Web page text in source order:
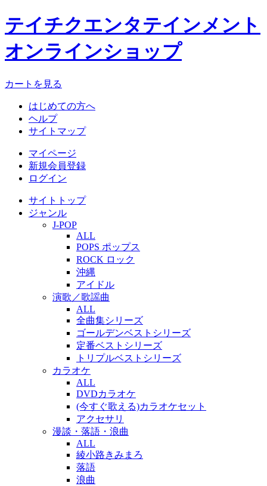
テイチクエンタテインメント
オンラインショップ
カートを見る
はじめての方へ
ヘルプ
サイトマップ
マイページ
新規会員登録
ログイン
サイトトップ
ジャンル
J-POP
ALL
POPS ポップス
ROCK ロック
沖縄
アイドル
演歌／歌謡曲
ALL
全曲集シリーズ
ゴールデンベストシリーズ
定番ベストシリーズ
トリプルベストシリーズ
カラオケ
ALL
DVDカラオケ
(今すぐ歌える)カラオケセット
アクセサリ
漫談・落語・浪曲
ALL
綾小路きみまろ
落語
浪曲